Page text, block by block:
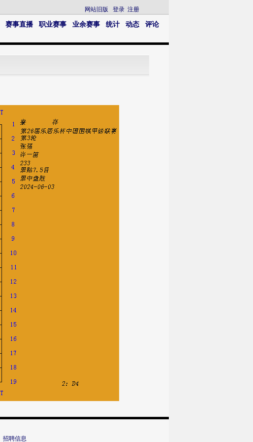
网站旧版 登录 注册
赛事直播 职业赛事 业余赛事 统计 动态
评论
招聘信息